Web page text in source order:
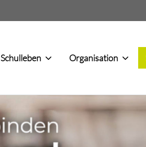
Schulleben Organisation